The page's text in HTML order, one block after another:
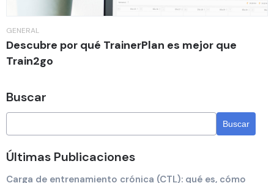
GENERAL
Descubre por qué TrainerPlan es mejor que
Train2go
Buscar
Últimas Publicaciones
Carga de entrenamiento crónica (CTL): qué es, cómo